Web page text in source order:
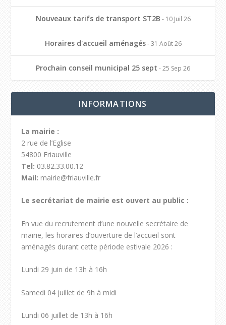
Nouveaux tarifs de transport ST2B - 10 Juil 26
Horaires d'accueil aménagés- 31 Août 26
Prochain conseil municipal 25 sept - 25 Sep 26
INFORMATIONS
La mairie :
2 rue de l’Eglise
54800 Friauville
Tel: 03.82.33.00.12
Mail: mairie@friauville.fr
Le secrétariat de mairie est ouvert au public :
En vue du recrutement d’une nouvelle secrétaire de
mairie, les horaires d’ouverture de l’accueil sont
aménagés durant cette période estivale 2026 :
Lundi 29 juin de 13h à 16h
Samedi 04 juillet de 9h à midi
Lundi 06 juillet de 13h à 16h